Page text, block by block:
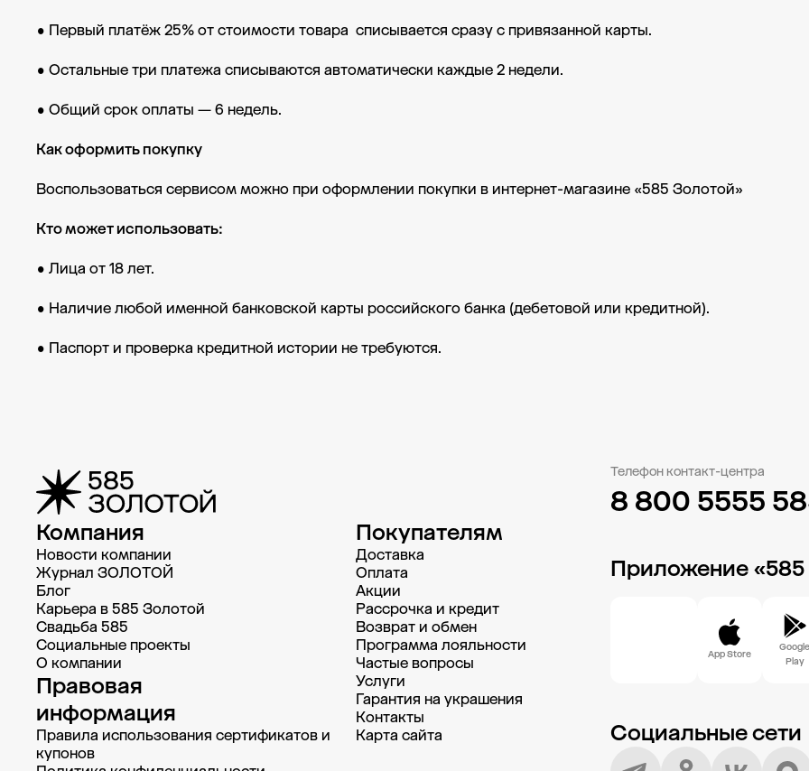
• Первый платёж 25% от стоимости товара списывается сразу с привязанной карты.
• Остальные три платежа списываются автоматически каждые 2 недели.
• Общий срок оплаты — 6 недель.
Как оформить покупку
Воспользоваться сервисом можно при оформлении покупки в интернет-магазине «585 Золотой»
Кто может использовать:
• Лица от 18 лет.
• Наличие любой именной банковской карты российского банка (дебетовой или кредитной).
• Паспорт и проверка кредитной истории не требуются.
Компания
Новости компании
Журнал ЗОЛОТОЙ
Блог
Карьера в 585 Золотой
Свадьба 585
Социальные проекты
О компании
Правовая
информация
Правила использования сертификатов и
купонов
Покупателям
Доставка
Oплата
Акции
Рассрочка и кредит
Возврат и обмен
Программа лояльности
Частые вопросы
Услуги
Гарантия на украшения
Контакты
Карта сайта
Телефон контакт-центра
8 800 5555
Приложение
App Store
Google
Play
Социальные сети